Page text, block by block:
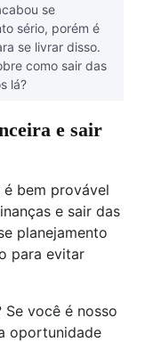
se
sério, porém é
se livrar disso.
como sair das
lá?
e sair
bem provável
e sair das
planejamento
para evitar
você é nosso
oportunidade